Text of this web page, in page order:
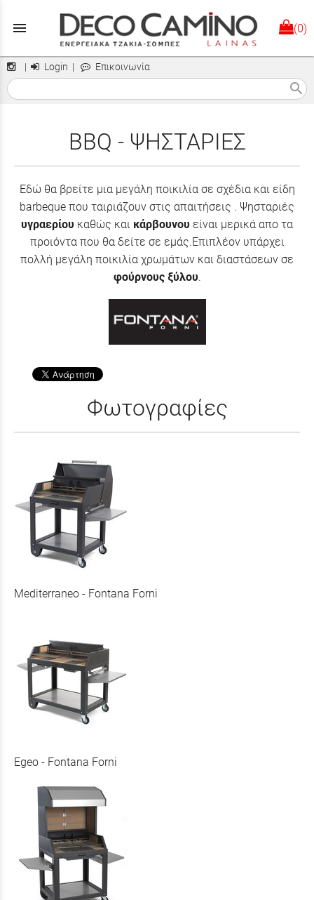
menu (0)
| Login | Επικοινωνία
search
BBQ - ΨΗΣΤΑΡΙΕΣ
Εδώ θα βρείτε μια μεγάλη ποικιλία σε σχέδια και είδη
barbeque που ταιριάζουν στις απαιτήσεις . Ψησταριές
υγραερίου καθώς και κάρβουνου είναι μερικά απο τα
προιόντα που θα δείτε σε εμάς.Επιπλέον υπάρχει
πολλή μεγάλη ποικιλία χρωμάτων και διαστάσεων σε
φούρνους ξύλου.
Φωτογραφίες
Mediterraneo - Fontana Forni
Egeo - Fontana Forni